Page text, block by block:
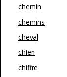
chemin
chemins
cheval
chien
chiffre